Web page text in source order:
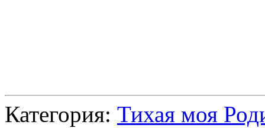
Категория: Тихая моя